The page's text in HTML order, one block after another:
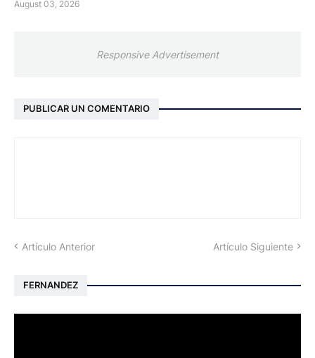
August 03, 2026
Responsive Advertisement
PUBLICAR UN COMENTARIO
Artículo Anterior Artículo Siguiente
FERNANDEZ